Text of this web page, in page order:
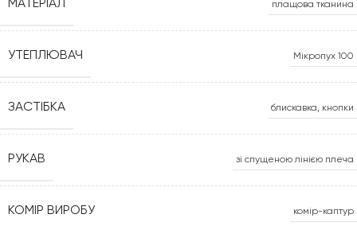
МАТЕРІАЛ плащова тканина
УТЕПЛЮВАЧ Мікропух 100
ЗАСТІБКА блискавка, кнопки
РУКАВ зі спущеною лінією плеча
КОМІР ВИРОБУ комір-каптур